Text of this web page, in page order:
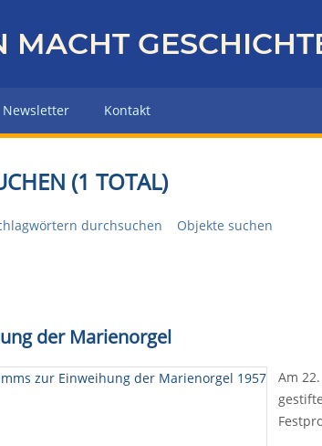
MACHT
Newsletter Kontakt
(1 TOTAL)
durchsuchen Objekte suchen
der Marienorgel
Am